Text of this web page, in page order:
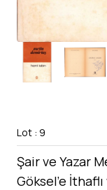
Lot : 9
Şair ve Yazar
Göksel'e İthaflı